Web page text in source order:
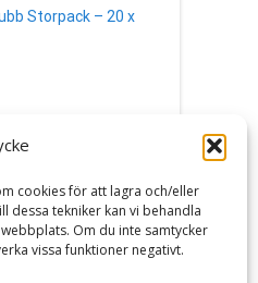
cookies för att lagra och/eller
dessa tekniker kan vi behandla
Om du inte samtycker
vissa funktioner negativt.
Storpack – 20 x